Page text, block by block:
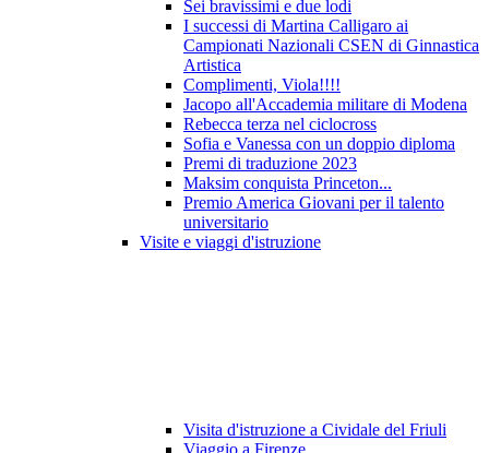
Sei bravissimi e due lodi
I successi di Martina Calligaro ai
Campionati Nazionali CSEN di Ginnastica
Artistica
Complimenti, Viola!!!!
Jacopo all'Accademia militare di Modena
Rebecca terza nel ciclocross
Sofia e Vanessa con un doppio diploma
Premi di traduzione 2023
Maksim conquista Princeton...
Premio America Giovani per il talento
universitario
Visite e viaggi d'istruzione
Visita d'istruzione a Cividale del Friuli